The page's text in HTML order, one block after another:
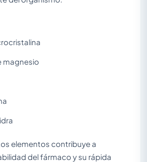
magnesio
elementos contribuye a
del fármaco y su rápida